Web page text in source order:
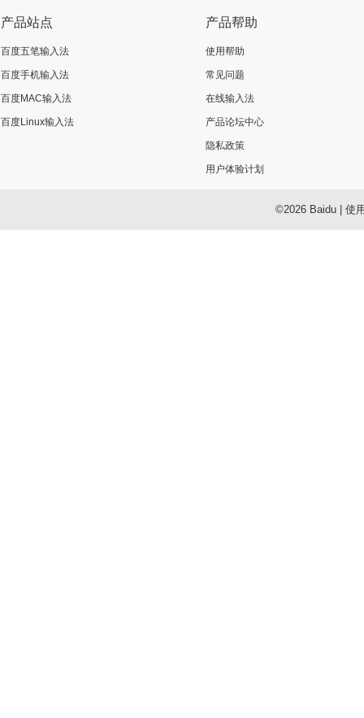
产品站点
百度五笔输入法
百度手机输入法
百度MAC输入法
百度Linux输入法
产品帮助
使用帮助
常见问题
在线输入法
产品论坛中心
隐私政策
用户体验计划
©2026 Baidu| 使